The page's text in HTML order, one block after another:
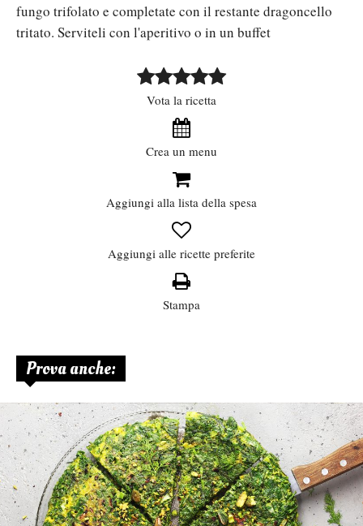
fungo trifolato e completate con il restante dragoncello
tritato. Serviteli con l'aperitivo o in un buffet
Vota la ricetta
Crea un menu
Aggiungi alla lista della spesa
Aggiungi alle ricette preferite
Stampa
Prova anche: